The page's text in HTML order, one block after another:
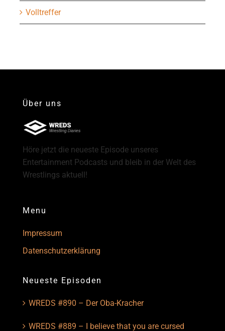
Volltreffer
Über uns
Höre jetzt die neueste Episode unseres
Entertainment Podcasts und bleib in der Welt des
Wrestlings aktuell!
Menu
Impressum
Datenschutzerklärung
Neueste Episoden
WREDS #890 – Der Oba-Kracher
WREDS #889 – I believe that you are cursed